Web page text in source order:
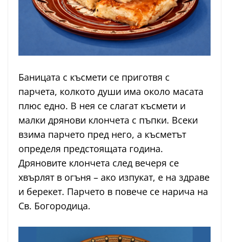
Баницата с късмети се приготвя с
парчета, колкото души има около масата
плюс едно. В нея се слагат късмети и
малки дрянови клончета с пъпки. Всеки
взима парчето пред него, а късметът
определя предстоящата година.
Дряновите клончета след вечеря се
хвърлят в огъня – ако изпукат, е на здраве
и берекет. Парчето в повече се нарича на
Св. Богородица.